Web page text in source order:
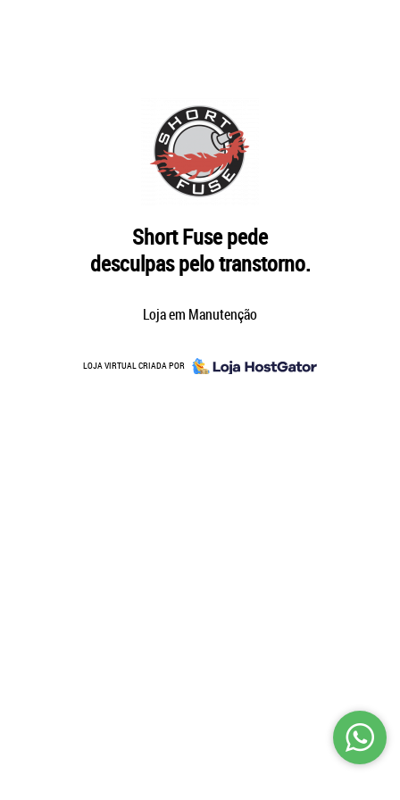
Short Fuse pede
desculpas pelo transtorno.
Loja em Manutenção
LOJA VIRTUAL CRIADA POR